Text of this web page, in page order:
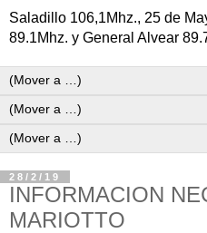
Saladillo 106,1Mhz., 25 de
89.1Mhz. y General Alvear
28/2/19
INFORMACION
MARIOTTO